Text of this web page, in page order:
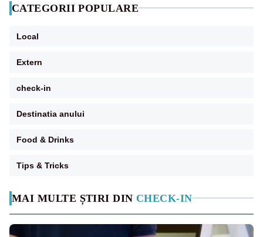
MAI MULTE ȘTIRI DIN CHECK-IN
CATEGORII POPULARE
Local
Extern
check-in
Destinatia anului
Food & Drinks
Tips & Tricks